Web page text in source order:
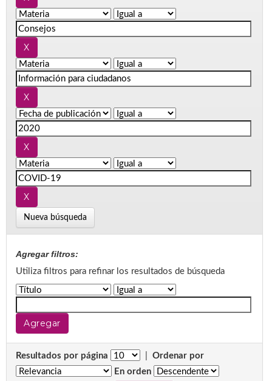
Nueva búsqueda
Agregar filtros:
Utiliza filtros para refinar los resultados de búsqueda
Resultados por página
Ordenar por
En orden